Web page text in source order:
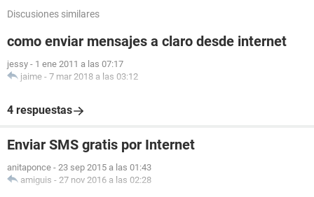
Discusiones similares
como enviar mensajes a claro desde internet
jessy - 1 ene 2011 a las 07:17
jaime - 7 mar 2018 a las 03:12
4 respuestas
Enviar SMS gratis por Internet
anitaponce - 23 sep 2015 a las 01:43
amiguis - 27 nov 2016 a las 02:28